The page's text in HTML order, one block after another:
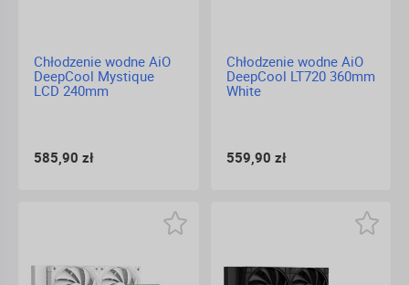
Chłodzenie wodne AiO
DeepCool Mystique
LCD 240mm
585,90 zł
Chłodzenie wodne AiO
DeepCool LT720 360mm
White
559,90 zł